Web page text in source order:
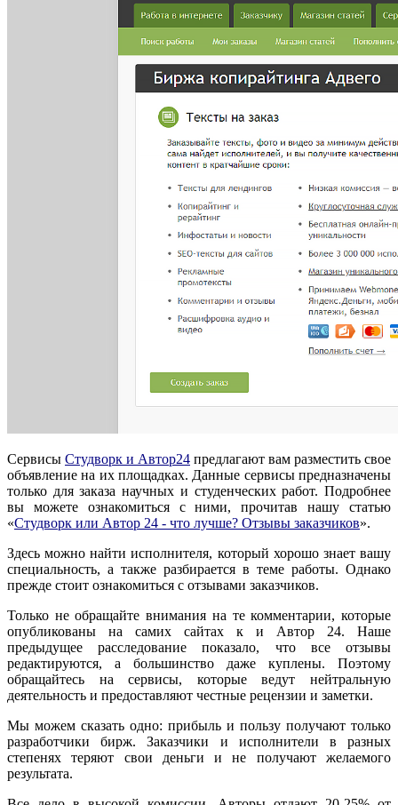
Сервисы Студворк и Автор24 предлагают вам разместить свое
объявление на их площадках. Данные сервисы предназначены
только для заказа научных и студенческих работ. Подробнее
вы можете ознакомиться с ними, прочитав нашу статью
«Студворк или Автор 24 - что лучше? Отзывы заказчиков».
Здесь можно найти исполнителя, который хорошо знает вашу
специальность, а также разбирается в теме работы. Однако
прежде стоит ознакомиться с отзывами заказчиков.
Только не обращайте внимания на те комментарии, которые
опубликованы на самих сайтах к и Автор 24. Наше
предыдущее расследование показало, что все отзывы
редактируются, а большинство даже куплены. Поэтому
обращайтесь на сервисы, которые ведут нейтральную
деятельность и предоставляют честные рецензии и заметки.
Мы можем сказать одно: прибыль и пользу получают только
разработчики бирж. Заказчики и исполнители в разных
степенях теряют свои деньги и не получают желаемого
результата.